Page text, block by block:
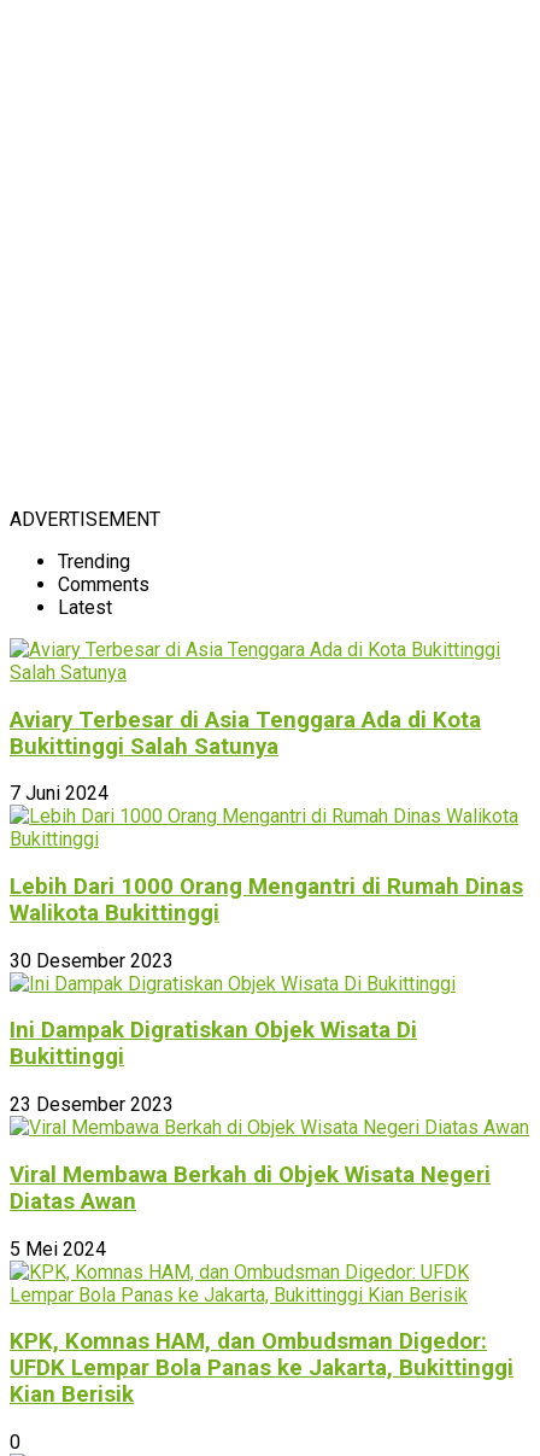
ADVERTISEMENT
Trending
Comments
Latest
Aviary Terbesar di Asia Tenggara Ada di Kota
Bukittinggi Salah Satunya
7 Juni 2024
Lebih Dari 1000 Orang Mengantri di Rumah Dinas
Walikota Bukittinggi
30 Desember 2023
Ini Dampak Digratiskan Objek Wisata Di
Bukittinggi
23 Desember 2023
Viral Membawa Berkah di Objek Wisata Negeri
Diatas Awan
5 Mei 2024
KPK, Komnas HAM, dan Ombudsman Digedor:
UFDK Lempar Bola Panas ke Jakarta, Bukittinggi
Kian Berisik
0